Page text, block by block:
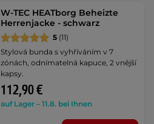
W-TEC HEATborg Beheizte
Herrenjacke - schwarz
5 (11)
Stylová bunda s vyhříváním v 7
zónách, odnímatelná kapuce, 2 vnější
kapsy.
112,90 €
auf Lager – 11.8. bei Ihnen